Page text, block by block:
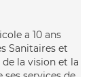
a 10 ans
Sanitaires et
la vision et la